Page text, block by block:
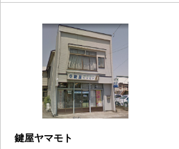
鍵屋ヤマモト